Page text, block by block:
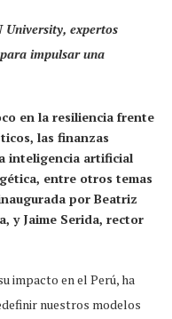
University, expertos
impulsar una
en la resiliencia frente
las finanzas
inteligencia artificial
entre otros temas
por Beatriz
y Jaime Serida, rector
impacto en el Perú, ha
nuestros modelos